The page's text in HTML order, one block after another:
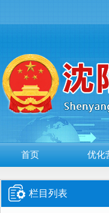
首页 优化
栏目列表